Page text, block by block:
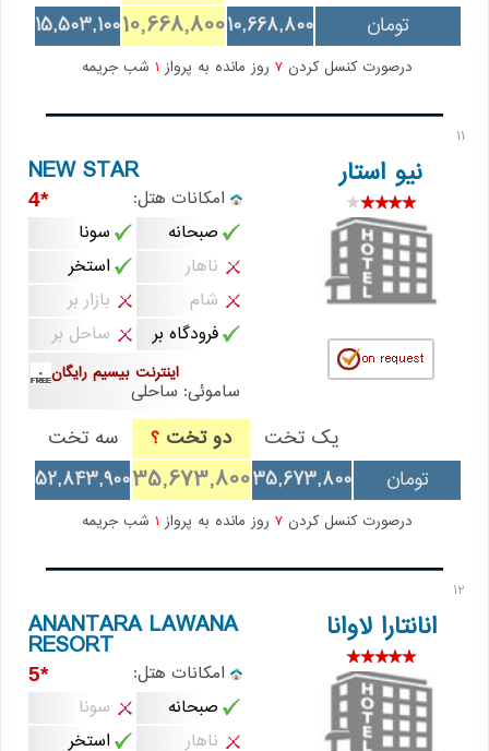
تومان
10,668,800
10,668,800
15,503,100
درصورت کنسل کردن 7 روز مانده به پرواز شب جریمه
11
نیو استار NEW STAR
امکانات هتل: *4
صبحانه
سونا
ناهار
استخر
شام
بازار بر
فرودگاه بر
ساحل بر
اینترنت بیسیم رایگان
ساموئی: ساحلی
یک تخت دو تخت ؟
سه تخت
تومان
35,673,800
35,673,800
52,843,900
درصورت کنسل کردن 7 روز مانده به پرواز شب جریمه
12
انانتارا لاوانا ANANTARA LAWANA
RESORT
امکانات هتل: *5
صبحانه
سونا
ناهار
استخر